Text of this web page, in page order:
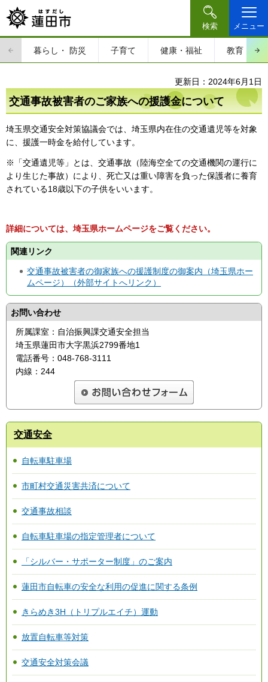
検索 メニュー
暮らし・ 防災 子育て 健康・福祉 教育・文
更新日：2024年6月1日
交通事故被害者のご家族への援護金について
埼玉県交通安全対策協議会では、埼玉県内在住の交通遺児等を対象
に、援護一時金を給付しています。
※「交通遺児等」とは、交通事故（陸海空全ての交通機関の運行に
より生じた事故）により、死亡又は重い障害を負った保護者に養育
されている18歳以下の子供をいいます。
詳細については、埼玉県ホームページをご覧ください。
関連リンク
交通事故被害者の御家族への援護制度の御案内（埼玉県ホー
ムページ）（外部サイトへリンク）
お問い合わせ
所属課室：自治振興課交通安全担当
埼玉県蓮田市大字黒浜2799番地1
電話番号：048-768-3111
内線：244
交通安全
自転車駐車場
市町村交通災害共済について
交通事故相談
自転車駐車場の指定管理者について
「シルバー・サポーター制度」のご案内
蓮田市自転車の安全な利用の促進に関する条例
きらめき3H（トリプルエイチ）運動
放置自転車等対策
交通安全対策会議